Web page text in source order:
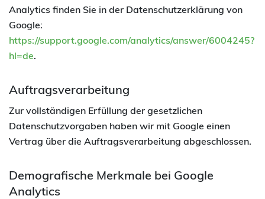
Analytics finden Sie in der Datenschutzerklärung von
Google:
https://support.google.com/analytics/answer/6004245?
hl=de.
Auftragsverarbeitung
Zur vollständigen Erfüllung der gesetzlichen
Datenschutzvorgaben haben wir mit Google einen
Vertrag über die Auftragsverarbeitung abgeschlossen.
Demografische Merkmale bei Google
Analytics